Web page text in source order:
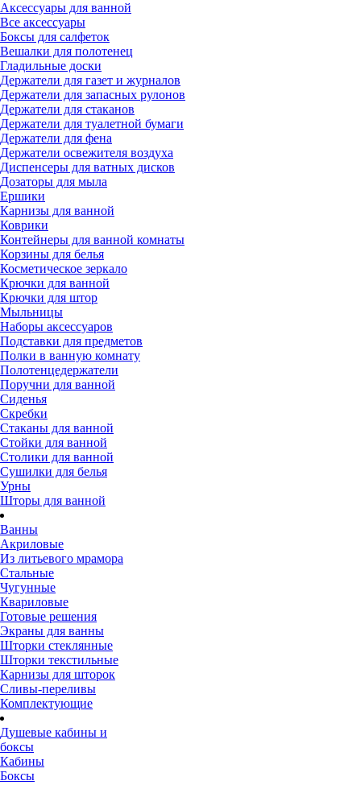
Аксессуары для ванной
Все аксессуары
Боксы для салфеток
Вешалки для полотенец
Гладильные доски
Держатели для газет и журналов
Держатели для запасных рулонов
Держатели для стаканов
Держатели для туалетной бумаги
Держатели для фена
Держатели освежителя воздуха
Диспенсеры для ватных дисков
Дозаторы для мыла
Ершики
Карнизы для ванной
Коврики
Контейнеры для ванной комнаты
Корзины для белья
Косметическое зеркало
Крючки для ванной
Крючки для штор
Мыльницы
Наборы аксессуаров
Подставки для предметов
Полки в ванную комнату
Полотенцедержатели
Поручни для ванной
Сиденья
Скребки
Стаканы для ванной
Стойки для ванной
Столики для ванной
Сушилки для белья
Урны
Шторы для ванной
Ванны
Акриловые
Из литьевого мрамора
Стальные
Чугунные
Квариловые
Готовые решения
Экраны для ванны
Шторки стеклянные
Шторки текстильные
Карнизы для шторок
Сливы-переливы
Комплектующие
Душевые кабины и
боксы
Кабины
Боксы